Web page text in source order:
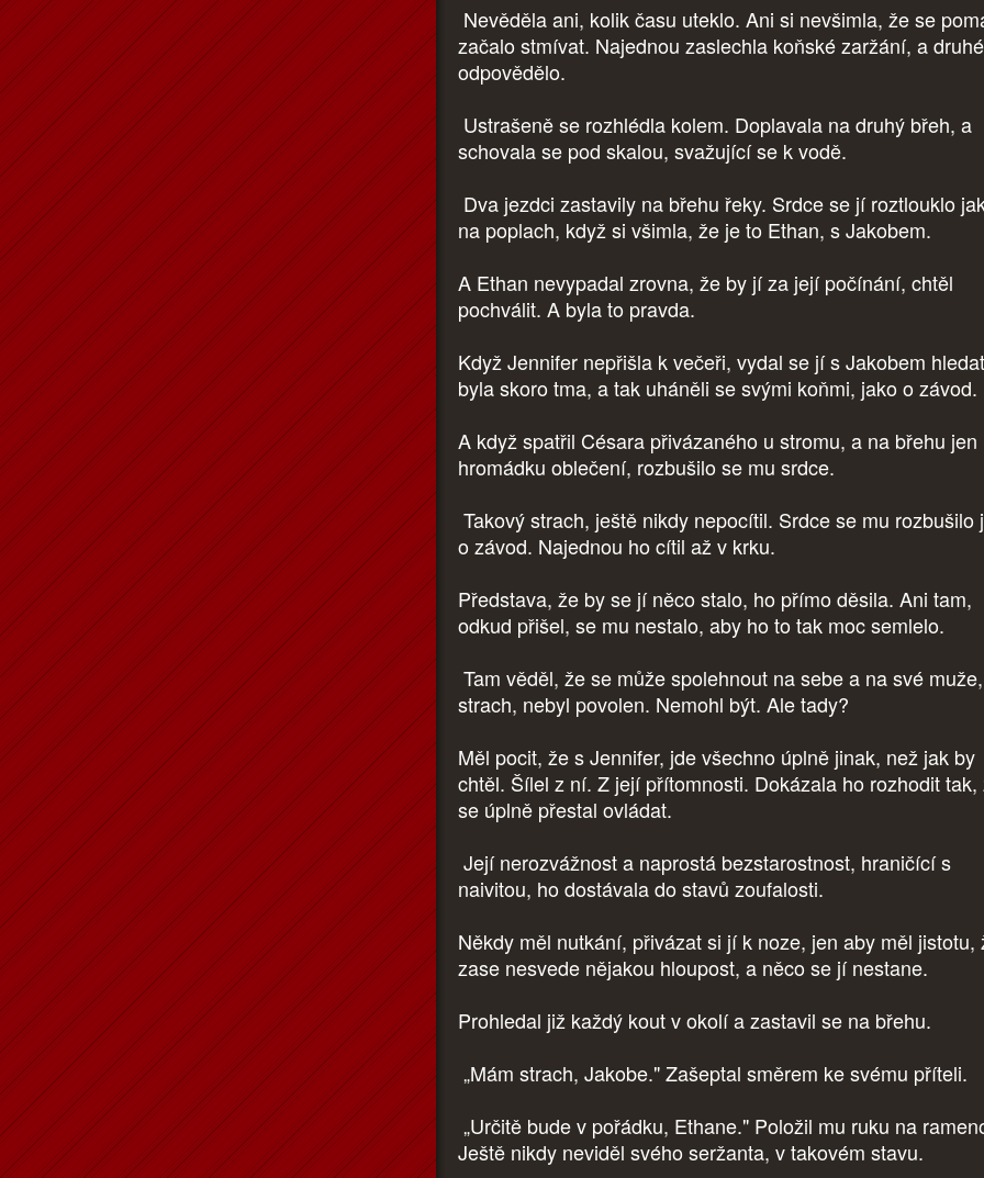
Nevěděla ani, kolik času uteklo. Ani si nevšimla, že se
začalo stmívat. Najednou zaslechla koňské zaržání, a
odpovědělo.
Ustrašeně se rozhlédla kolem. Doplavala na druhý břeh, a
schovala se pod skalou, svažující se k vodě.
Dva jezdci zastavily na břehu řeky. Srdce se jí roztlouklo
na poplach, když si všimla, že je to Ethan, s Jakobem.
A Ethan nevypadal zrovna, že by jí za její počínání, chtěl
pochválit. A byla to pravda.
Když Jennifer nepřišla k večeři, vydal se jí s Jakobem
byla skoro tma, a tak uháněli se svými koňmi, jako o závod.
A když spatřil Césara přivázaného u stromu, a na břehu jen
hromádku oblečení, rozbušilo se mu srdce.
Takový strach, ještě nikdy nepocítil. Srdce se mu rozbušilo
o závod. Najednou ho cítil až v krku.
Představa, že by se jí něco stalo, ho přímo děsila. Ani tam,
odkud přišel, se mu nestalo, aby ho to tak moc semlelo.
Tam věděl, že se může spolehnout na sebe a na své
strach, nebyl povolen. Nemohl být. Ale tady?
Měl pocit, že s Jennifer, jde všechno úplně jinak, než jak by
chtěl. Šílel z ní. Z její přítomnosti. Dokázala ho rozhodit tak,
se úplně přestal ovládat.
Její nerozvážnost a naprostá bezstarostnost, hraničící s
naivitou, ho dostávala do stavů zoufalosti.
Někdy měl nutkání, přivázat si jí k noze, jen aby měl jistotu,
zase nesvede nějakou hloupost, a něco se jí nestane.
Prohledal již každý kout v okolí a zastavil se na břehu.
„Mám strach, Jakobe." Zašeptal směrem ke svému příteli.
„Určitě bude v pořádku, Ethane." Položil mu ruku na
Ještě nikdy neviděl svého seržanta, v takovém stavu.